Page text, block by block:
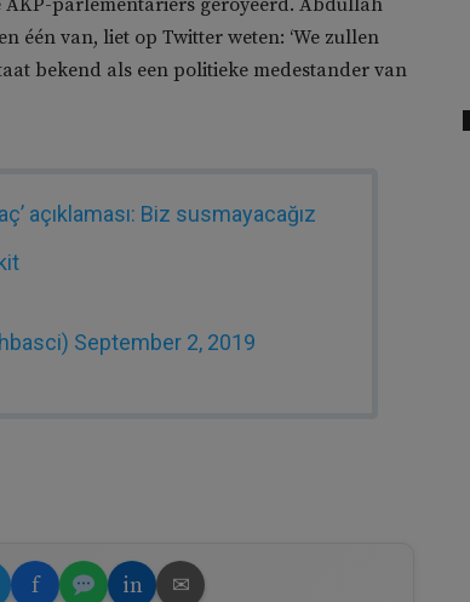
parlementariërs geroyeerd. Abdullah
één van, liet op Twitter weten: ‘We zullen
bekend als een politieke medestander van
açıklaması: Biz susmayacağız
September 2, 2019
f in ✉